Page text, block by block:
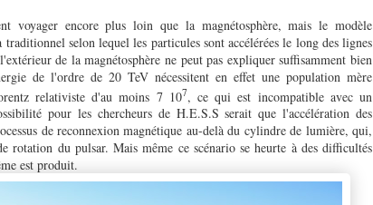
voyager encore plus loin que la magnétosphère, mais le modèle
selon lequel les particules sont accélérées le long des lignes
de la magnétosphère ne peut pas expliquer suffisamment bien
de l'ordre de 20 TeV nécessitent en effet une population mère
relativiste d'au moins 7 107, ce qui est incompatible avec un
pour les chercheurs de H.E.S.S serait que l'accélération des
de reconnexion magnétique au-delà du cylindre de lumière, qui,
rotation du pulsar. Mais même ce scénario se heurte à des difficultés
est produit.